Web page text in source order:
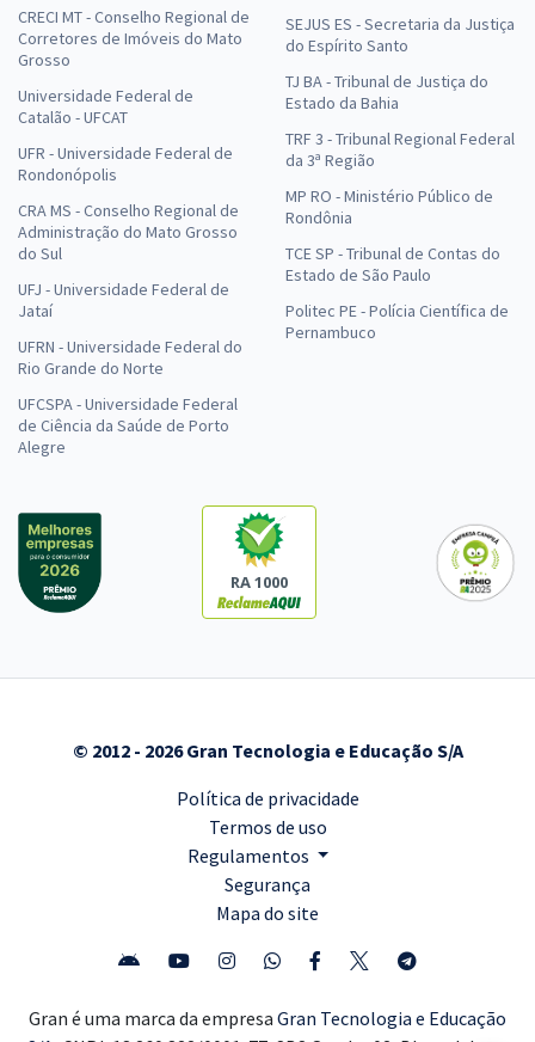
CRECI MT - Conselho Regional de
Corretores de Imóveis do Mato
Grosso
Universidade Federal de
Catalão - UFCAT
UFR - Universidade Federal de
Rondonópolis
CRA MS - Conselho Regional de
Administração do Mato Grosso
do Sul
UFJ - Universidade Federal de
Jataí
UFRN - Universidade Federal do
Rio Grande do Norte
UFCSPA - Universidade Federal
de Ciência da Saúde de Porto
Alegre
SEJUS ES - Secretaria da Justiça
do Espírito Santo
TJ BA - Tribunal de Justiça do
Estado da Bahia
TRF 3 - Tribunal Regional Federal
da 3ª Região
MP RO - Ministério Público de
Rondônia
TCE SP - Tribunal de Contas do
Estado de São Paulo
Politec PE - Polícia Científica de
Pernambuco
RA 1000
© 2012 - 2026 Gran Tecnologia e Educação S/A
Política de privacidade
Termos de uso
Regulamentos
Segurança
Mapa do site
Gran é uma marca da empresa Gran Tecnologia e Educação